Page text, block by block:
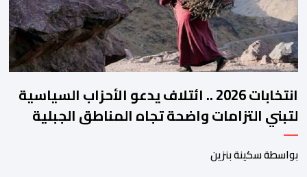
انتخابات 2026 .. ائتلاف يدعو الأحزاب السياسية
لتبني التزامات واضحة تجاه المناطق الجبلية
بواسطة سكينة بنزين